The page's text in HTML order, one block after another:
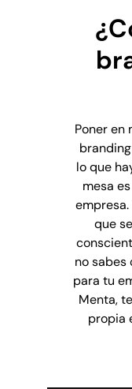
Poner en
lo que
mesa
que
no sabes
para tu
Menta,
propia